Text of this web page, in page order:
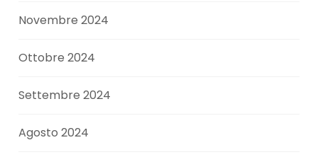
Novembre 2024
Ottobre 2024
Settembre 2024
Agosto 2024